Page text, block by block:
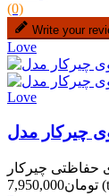
(0)
Write your
Love
Love
حفاظتی چیرکار
تومان7,950,000